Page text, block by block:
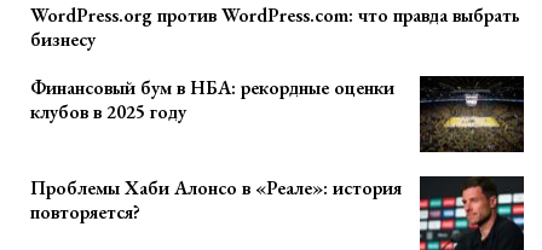
WordPress.org против WordPress.com: что правда выбрать
бизнесу
Финансовый бум в НБА: рекордные оценки
клубов в 2025 году
Проблемы Хаби Алонсо в «Реале»: история
повторяется?